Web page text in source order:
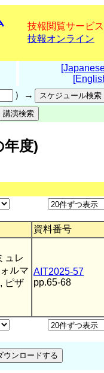
技報閲覧サービス
技報オンライン
）→
度)
資料番号
ュレ
ルマ
ピザ
AIT2025-57
pp.65-68